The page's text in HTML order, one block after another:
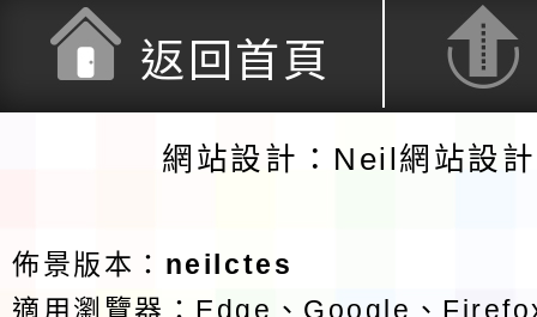
返回首頁
網站設計：Neil網站設
佈景版本： neilctes
適用瀏覽器：Edge、Google、